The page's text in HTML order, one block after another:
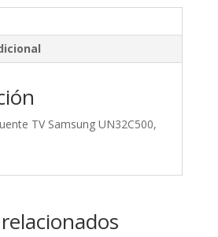
TV Samsung UN32C500,